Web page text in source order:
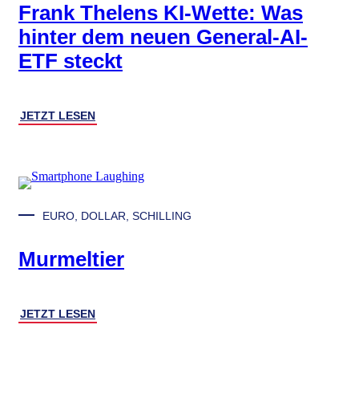
Frank Thelens KI-Wette: Was
hinter dem neuen General-AI-
ETF steckt
JETZT LESEN
EURO, DOLLAR, SCHILLING
Murmeltier
JETZT LESEN